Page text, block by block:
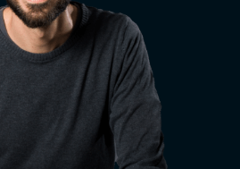
Tiznit 103.1
SkhourRhamna 92.2
Taroudant 104.9
Guelmim 91.9
Tan-Tan 95.2
Tafraout 104.9
Casablanca 92.5 Hz
Rabat, Salé 106.9 Hz
Marrakech 90.5 Hz